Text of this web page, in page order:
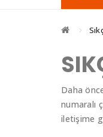
Daha
numaralı
iletişime